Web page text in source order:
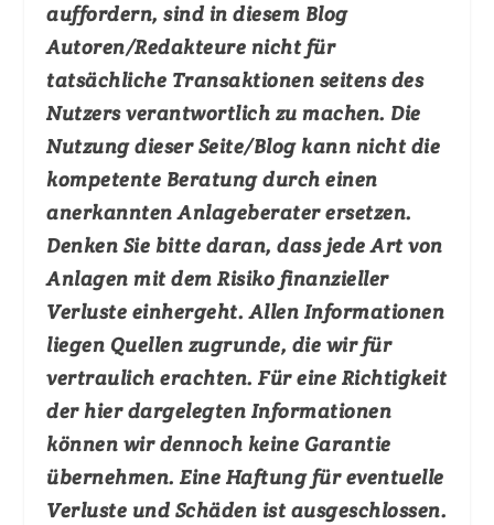
auffordern, sind in diesem Blog
Autoren/Redakteure nicht für
tatsächliche Transaktionen seitens des
Nutzers verantwortlich zu machen. Die
Nutzung dieser Seite/Blog kann nicht die
kompetente Beratung durch einen
anerkannten Anlageberater ersetzen.
Denken Sie bitte daran, dass jede Art von
Anlagen mit dem Risiko finanzieller
Verluste einhergeht. Allen Informationen
liegen Quellen zugrunde, die wir für
vertraulich erachten. Für eine Richtigkeit
der hier dargelegten Informationen
können wir dennoch keine Garantie
übernehmen. Eine Haftung für eventuelle
Verluste und Schäden ist ausgeschlossen.